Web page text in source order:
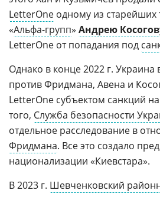
LetterOne одному из
«Альфа-групп» Андрею
LetterOne от попадания под
Однако в конце 2022 г. Украина
против Фридмана, Авена и
LetterOne субъектом санкций
того, Служба безопасности
отдельное расследование в
Фридмана. Все это создало
национализации «Киевстара».
В 2023 г. Шевченковский